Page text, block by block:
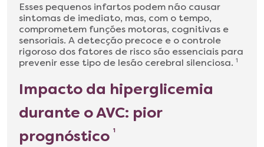
Esses pequenos infartos podem não causar
sintomas de imediato, mas, com o tempo,
comprometem funções motoras, cognitivas e
sensoriais. A detecção precoce e o controle
rigoroso dos fatores de risco são essenciais para
prevenir esse tipo de lesão cerebral silenciosa. 1
Impacto da hiperglicemia
durante o AVC: pior
prognóstico 1